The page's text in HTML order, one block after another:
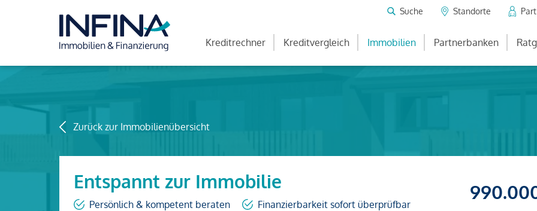
Suche Standorte
Kreditrechner Kreditvergleich Immobilien Partnerbanken
Zurück zur Immobilienübersicht
Entspannt zur Immobilie
Persönlich & kompetent beraten Finanzierbarkeit sofort überprüfbar